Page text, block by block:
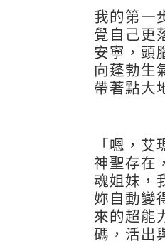
我的第一
覺自己更
安寧，頭
向蓬勃生
帶著點大
「嗯，
神聖存在
魂姐妹，
妳自動變
來的超能
碼，活出